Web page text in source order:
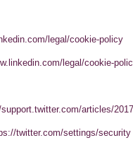
legal/cookie-policy
legal/cookie-
articles/
twitter.com/settings/security